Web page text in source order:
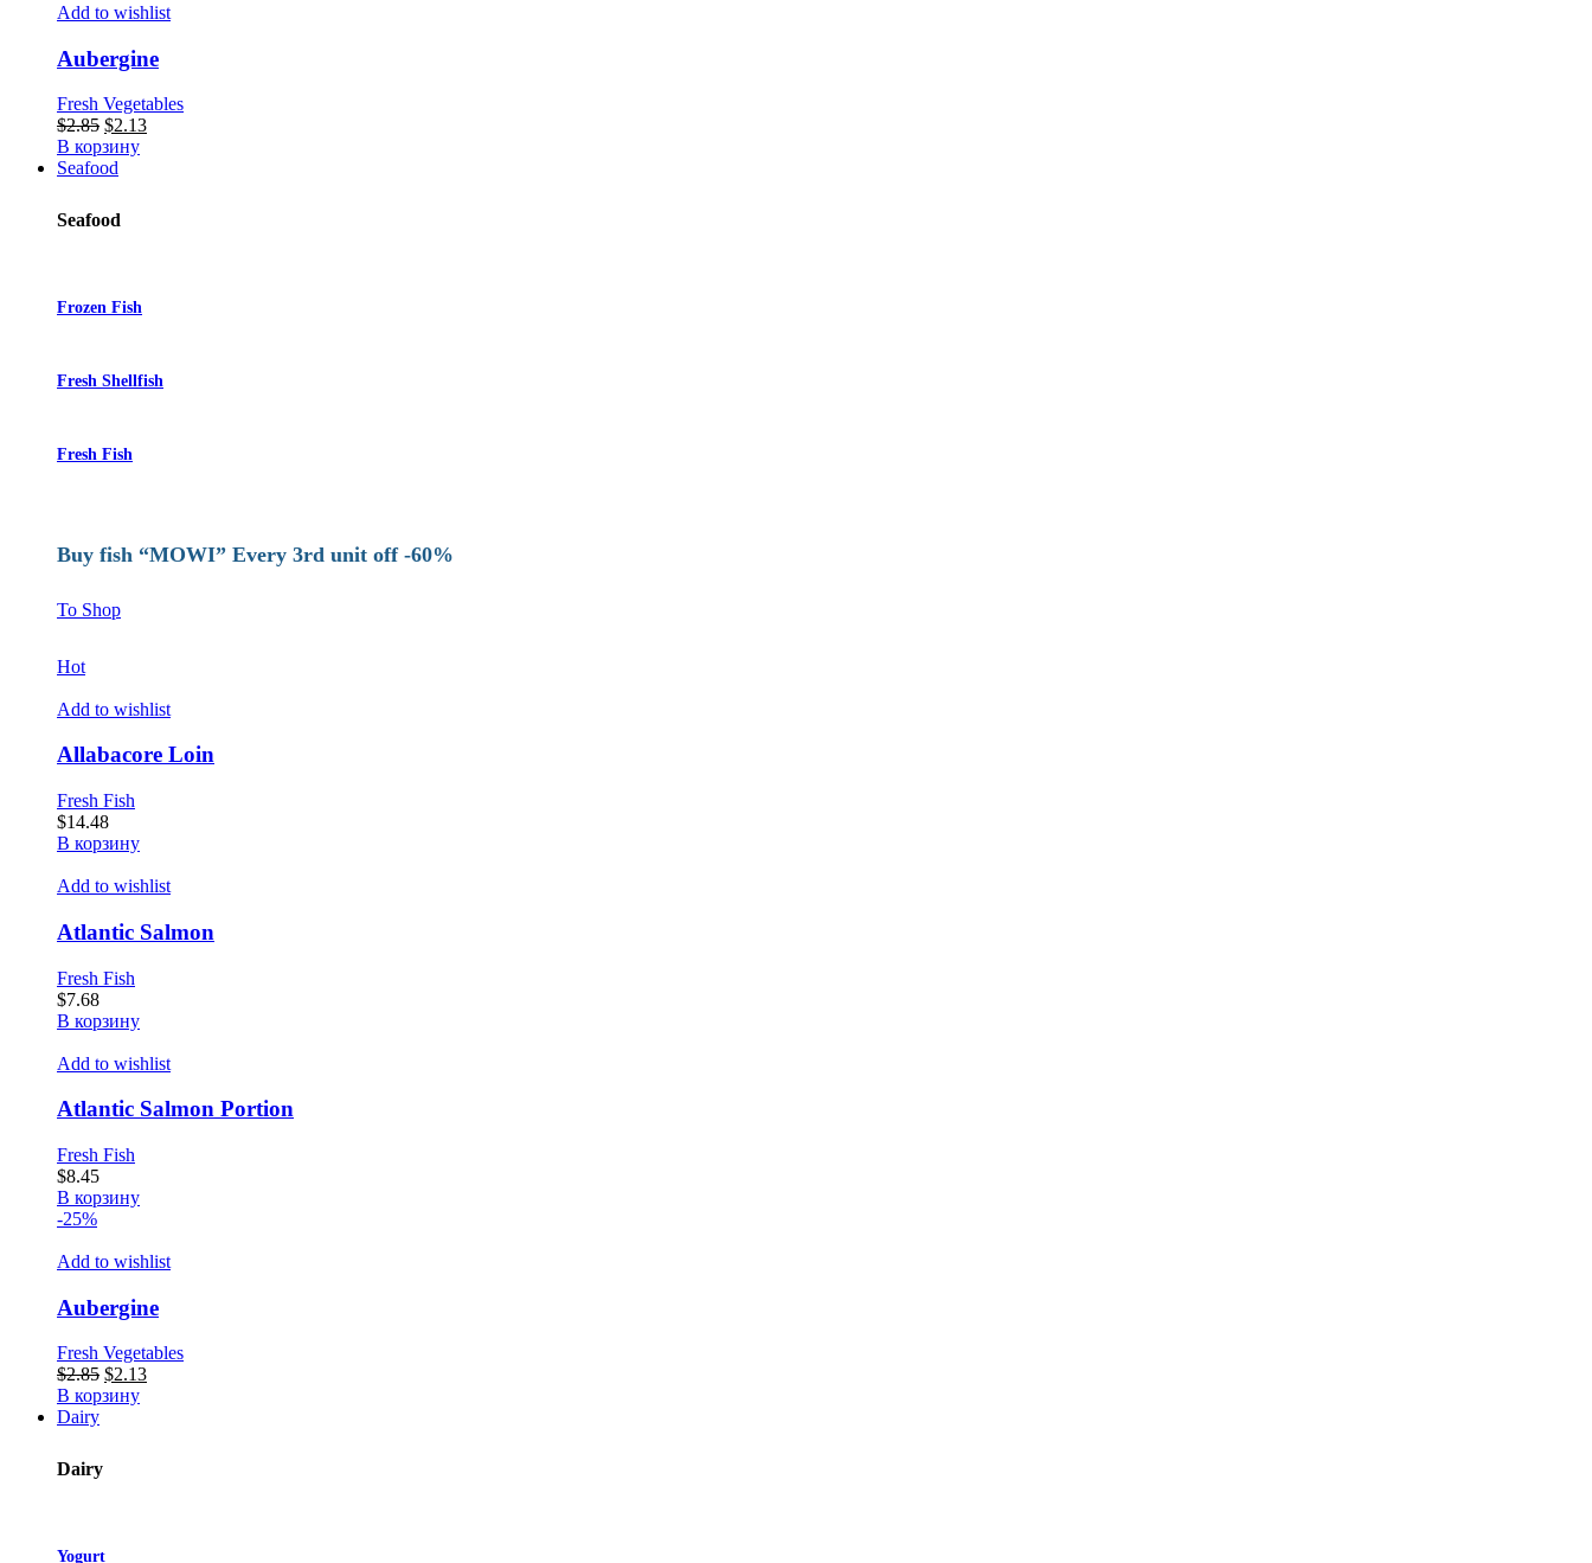
Add to wishlist
Aubergine
Fresh Vegetables
$2.85 Первоначальная
цена
составляла
$2.13Текущая
В корзину
Seafood
Seafood
Frozen Fish
Fresh Shellfish
Fresh Fish
Buy fish “MOWI” Every 3rd unit off -60%
To Shop
Hot
Add to wishlist
Allabacore Loin
Fresh Fish
$14.48
В корзину
Add to wishlist
Atlantic Salmon
Fresh Fish
$7.68
В корзину
Add to wishlist
Atlantic Salmon Portion
Fresh Fish
$8.45
В корзину
-25%
Add to wishlist
Aubergine
Fresh Vegetables
$2.85 Первоначальная
цена
$2.13Текущая
В корзину
Dairy
Dairy
Yogurt